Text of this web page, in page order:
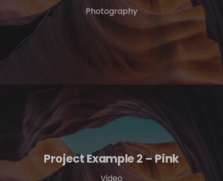
Photography
Project Example 2 – Pink
Video